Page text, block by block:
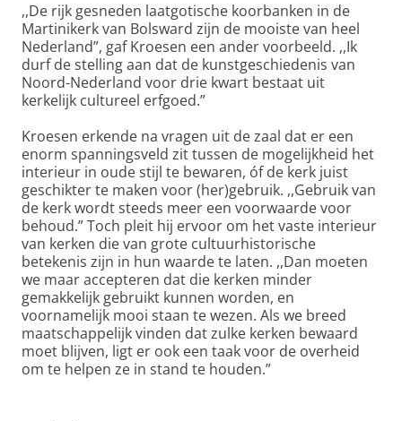
,,De rijk gesneden laatgotische koorbanken in de
Martinikerk van Bolsward zijn de mooiste van heel
Nederland”, gaf Kroesen een ander voorbeeld. ,,Ik
durf de stelling aan dat de kunstgeschiedenis van
Noord-Nederland voor drie kwart bestaat uit
kerkelijk cultureel erfgoed.”
Kroesen erkende na vragen uit de zaal dat er een
enorm spanningsveld zit tussen de mogelijkheid het
interieur in oude stijl te bewaren, óf de kerk juist
geschikter te maken voor (her)gebruik. ,,Gebruik van
de kerk wordt steeds meer een voorwaarde voor
behoud.” Toch pleit hij ervoor om het vaste interieur
van kerken die van grote cultuurhistorische
betekenis zijn in hun waarde te laten. ,,Dan moeten
we maar accepteren dat die kerken minder
gemakkelijk gebruikt kunnen worden, en
voornamelijk mooi staan te wezen. Als we breed
maatschappelijk vinden dat zulke kerken bewaard
moet blijven, ligt er ook een taak voor de overheid
om te helpen ze in stand te houden.”